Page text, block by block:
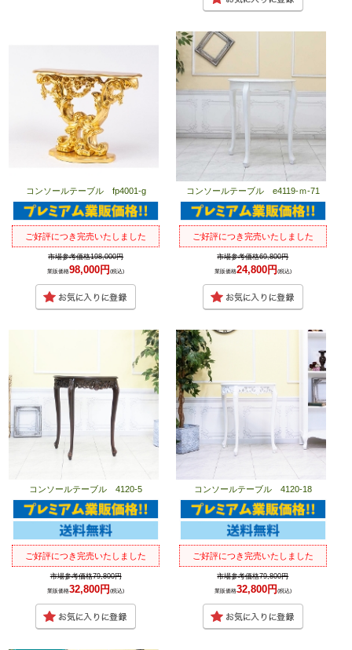
コンソールテーブル fp4001-g
ご好評につき完売いたしました
市場参考価格198,000円
業販価格98,000円(税込)
コンソールテーブル e4119-ｍ-71
ご好評につき完売いたしました
市場参考価格69,800円
業販価格24,800円 (税込)
コンソールテーブル 4120-5
ご好評につき完売いたしました
市場参考価格79,800円
業販価格32,800円(税込)
コンソールテーブル 4120-18
ご好評につき完売いたしました
市場参考価格79,800円
業販価格32,800円 (税込)